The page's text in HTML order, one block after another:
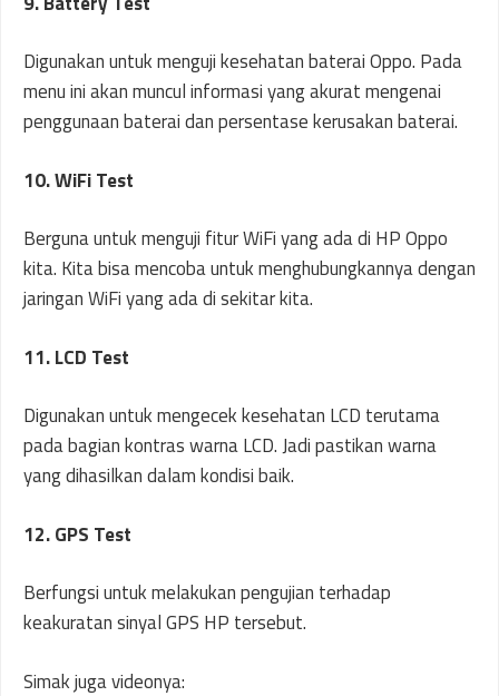
Digunakan untuk menguji kesehatan baterai Oppo. Pada
menu ini akan muncul informasi yang akurat mengenai
penggunaan baterai dan persentase kerusakan baterai.
10. WiFi Test
Berguna untuk menguji fitur WiFi yang ada di HP Oppo
kita. Kita bisa mencoba untuk menghubungkannya dengan
jaringan WiFi yang ada di sekitar kita.
11. LCD Test
Digunakan untuk mengecek kesehatan LCD terutama
pada bagian kontras warna LCD. Jadi pastikan warna
yang dihasilkan dalam kondisi baik.
12. GPS Test
Berfungsi untuk melakukan pengujian terhadap
keakuratan sinyal GPS HP tersebut.
Simak juga videonya: